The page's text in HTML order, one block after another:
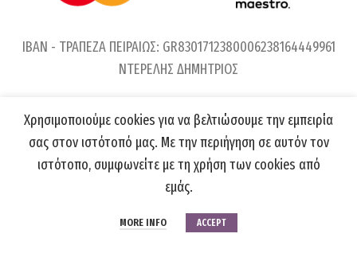
IBAN - ΤΡΑΠΕΖΑ ΠΕΙΡΑΙΩΣ: GR8301712380006238164449961
ΝΤΕΡΕΛΗΣ ΔΗΜΗΤΡΙΟΣ
Χρησιμοποιούμε cookies για να βελτιώσουμε την εμπειρία
σας στον ιστότοπό μας. Με την περιήγηση σε αυτόν τον
ιστότοπο, συμφωνείτε με τη χρήση των cookies από
εμάς.
MORE INFO ACCEPT